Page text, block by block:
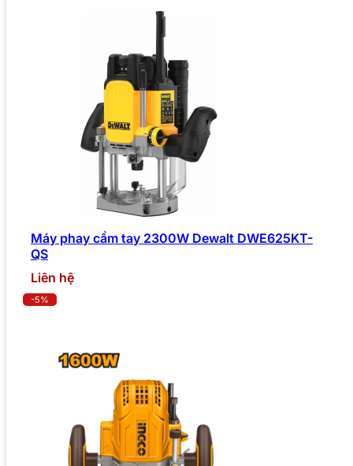
Máy phay cầm tay 2300W Dewalt DWE625KT-
QS
Liên hệ
-5%